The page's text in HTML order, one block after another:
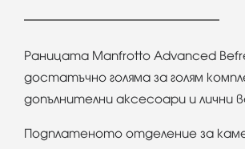
Раницата Manfrotto Advanced
достатъчно голяма за голям
допълнителни аксесоари и лични
Подплатеното отделение за